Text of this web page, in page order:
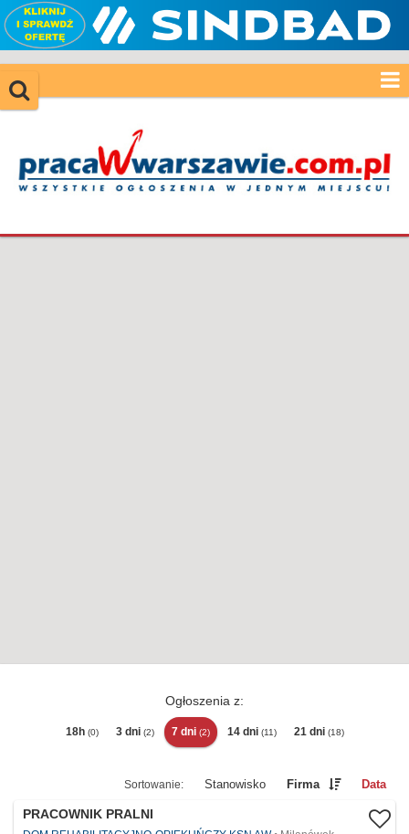
Ogłoszenia z:
18h (0) 3 dni (2) 7 dni (2) 14 dni (11) 21 dni (18)
Stanowisko Firma Data
PRACOWNIK PRALNI